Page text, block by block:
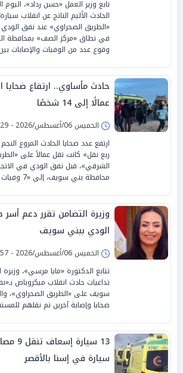
تابع وزير العمل «حسن رداد»، اليوم
الحادث الأليم الناتج عن انقلاب
«الطريق الصحراوي» عند نفق
في نطاق «مركز الصف» بمحافظة
وقوع عدد من الوفيات والإصابات
حادث مأساوي.. ارتفاع ضحايا
عمالًا إلى 14 شخصًا
الخميس 06/أغسطس/2026 - 07:29 م
ارتفع عدد ضحايا الحادث المروع
ربع نقل» كانت تقل عمالاً على
الشرقي»، قبل نفق الودي في
محافظة بني سويف، إلى «7 وفيات و7 مصابين».
وزيرة التضامن تقرر دعم
الودي ببني سويف
الخميس 06/أغسطس/2026 - 06:57 م
تتابع الدكتورة «مايا مرسي»، وزيرة
تداعيات حادث انقلاب ميكروباص
سويف على «الطريق الصحراوي»،
ضحايا وإصابة آخرين تم نقلهم
13
سيارة في إسنا بالأقصر